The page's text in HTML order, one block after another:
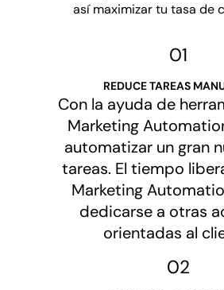
así maximizar tu tasa de
01
REDUCE TAREAS
Con la ayuda de
Marketing
automatizar un gran
tareas. El tiempo
Marketing
dedicarse a otras
orientadas al
02